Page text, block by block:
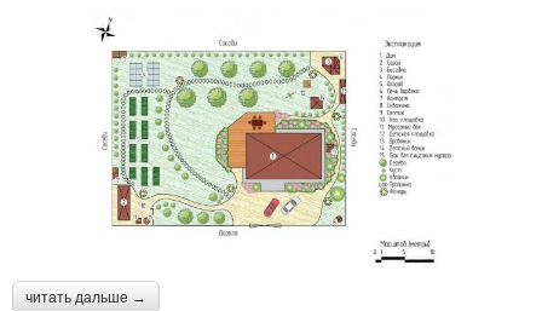
читать дальше →